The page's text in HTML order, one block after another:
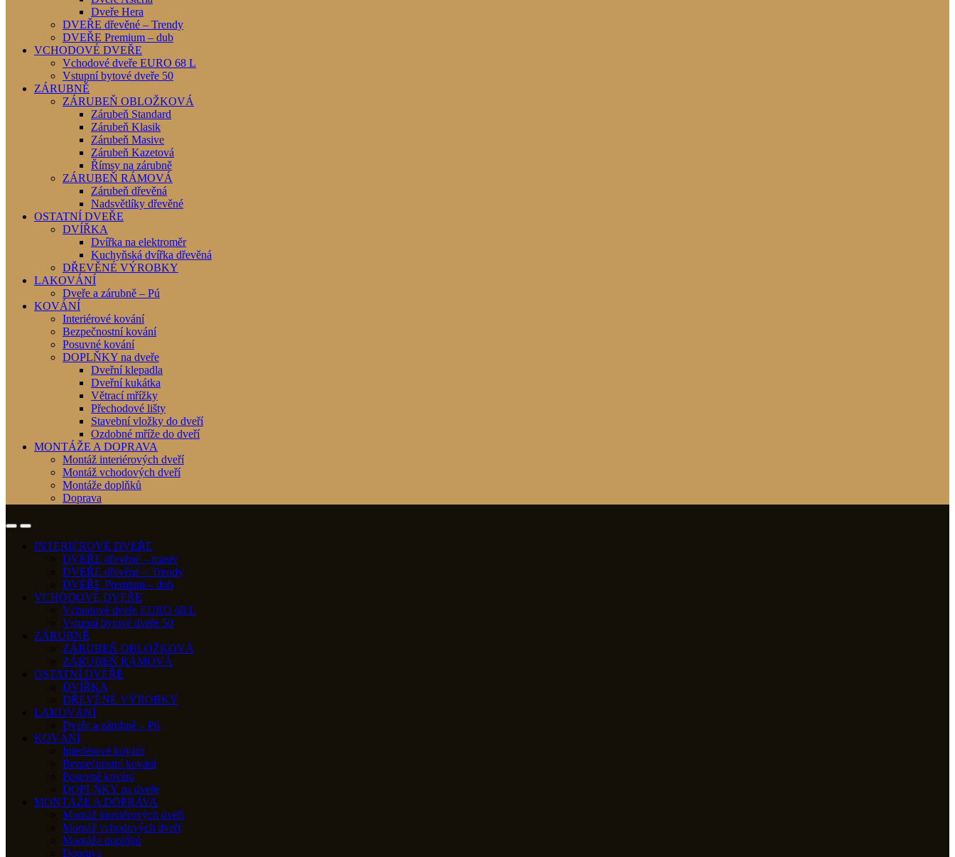
Dveře Hera
DVEŘE dřevěné – Trendy
DVEŘE Premium – dub
VCHODOVÉ DVEŘE
Vchodové dveře EURO 68 L
Vstupní bytové dveře 50
ZÁRUBNĚ
ZÁRUBEŇ OBLOŽKOVÁ
Zárubeň Standard
Zárubeň Klasik
Zárubeň Masive
Zárubeň Kazetová
Římsy na zárubně
ZÁRUBEŇ RÁMOVÁ
Zárubeň dřevěná
Nadsvětlíky dřevěné
OSTATNÍ DVEŘE
DVÍŘKA
Dvířka na elektroměr
Kuchyňská dvířka dřevěná
DŘEVĚNÉ VÝROBKY
LAKOVÁNÍ
Dveře a zárubně – Pú
KOVÁNÍ
Interiérové kování
Bezpečnostní kování
Posuvné kování
DOPLŇKY na dveře
Dveřní klepadla
Dveřní kukátka
Větrací mřížky
Přechodové lišty
Stavební vložky do dveří
Ozdobné mříže do dveří
MONTÁŽE A DOPRAVA
Montáž interiérových dveří
Montáž vchodových dveří
Montáže doplňků
Doprava
INTERIÉROVÉ DVEŘE
DVEŘE dřevěné – masiv
DVEŘE dřevěné – Trendy
DVEŘE Premium – dub
VCHODOVÉ DVEŘE
Vchodové dveře EURO 68 L
Vstupní bytové dveře 50
ZÁRUBNĚ
ZÁRUBEŇ OBLOŽKOVÁ
ZÁRUBEŇ RÁMOVÁ
OSTATNÍ DVEŘE
DVÍŘKA
DŘEVĚNÉ VÝROBKY
LAKOVÁNÍ
Dveře a zárubně – Pú
KOVÁNÍ
Interiérové kování
Bezpečnostní kování
Posuvné kování
DOPLŇKY na dveře
MONTÁŽE A DOPRAVA
Montáž interiérových dveří
Montáž vchodových dveří
Montáže doplňků
Doprava